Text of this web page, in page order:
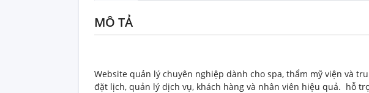
MÔ TẢ
Website quản lý chuyên nghiệp dành cho spa, thẩm mỹ viện và
đặt lịch, quản lý dịch vụ, khách hàng và nhân viên hiệu quả. hỗ